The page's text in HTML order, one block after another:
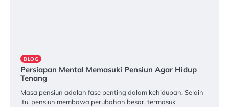
BLOG
Persiapan Mental Memasuki Pensiun Agar Hidup
Tenang
Masa pensiun adalah fase penting dalam kehidupan. Selain
itu, pensiun membawa perubahan besar, termasuk